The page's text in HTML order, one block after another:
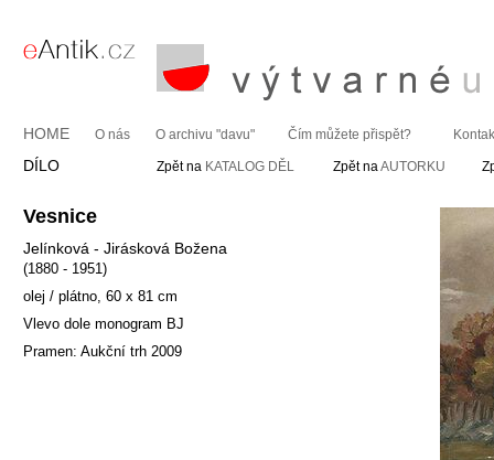
HOME O nás O archivu "davu" Čím můžete přispět?
DÍLO Zpět na KATALOG DĚL Zpět naAUTORKU
Vesnice
Jelínková - Jirásková Božena
(1880 - 1951)
olej / plátno, 60 x 81 cm
Vlevo dole monogram BJ
Pramen: Aukční trh 2009